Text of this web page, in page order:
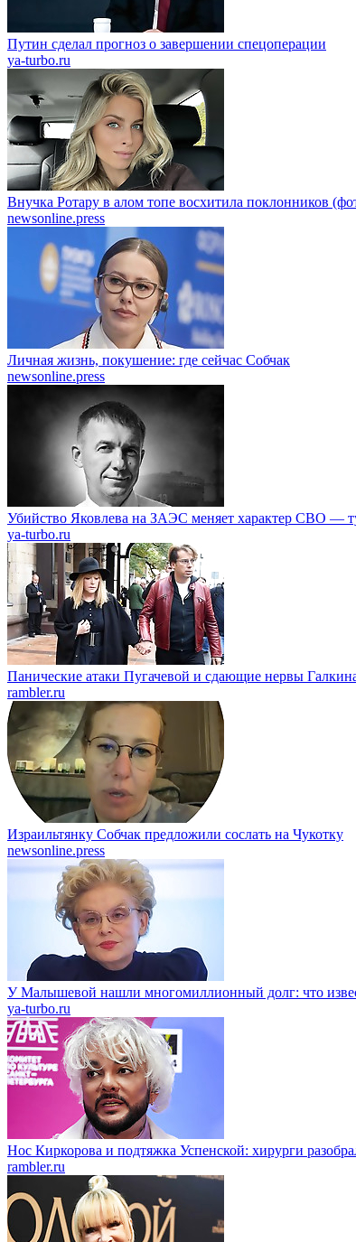
Путин сделал прогноз о завершении спецоперации
ya-turbo.ru
Внучка Ротару в алом топе восхитила поклонников
newsonline.press
Личная жизнь, покушение: где сейчас Собчак
newsonline.press
Убийство Яковлева на ЗАЭС меняет характер СВО —
ya-turbo.ru
Панические атаки Пугачевой и сдающие нервы
rambler.ru
Израильтянку Собчак предложили сослать на Чукотку
newsonline.press
У Малышевой нашли многомиллионный долг: что
ya-turbo.ru
Нос Киркорова и подтяжка Успенской: хирурги
rambler.ru